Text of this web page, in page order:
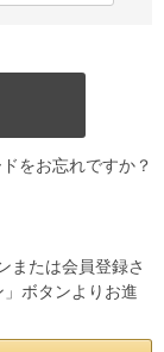
をお忘れですか？
または会員登録さ
ボタンよりお進